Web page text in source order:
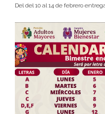
Del del 10 al 14 de febrero